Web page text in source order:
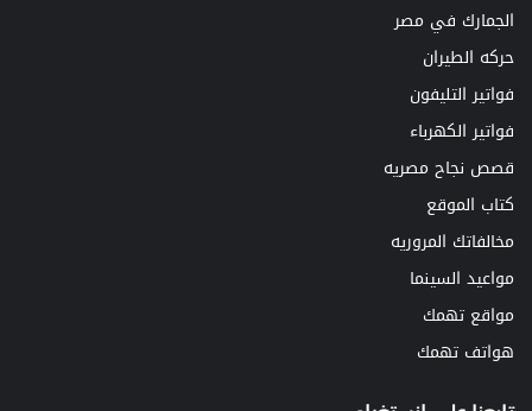
الجمارك في مصر
حركه الطيران
فواتير التليفون
فواتير الكهرباء
قصص نجاح مصريه
كتاب الموقع
مخالفاتك المروريه
مواعيد السينما
مواقع تهمك
هواتف تهمك